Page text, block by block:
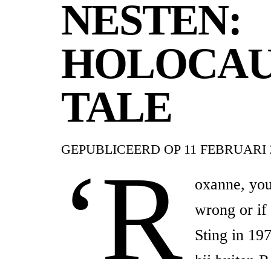
NESTEN:
TALE
GEPUBLICEERD OP 11 FEBRUARI
‘R
oxanne,
wrong or if
Sting in